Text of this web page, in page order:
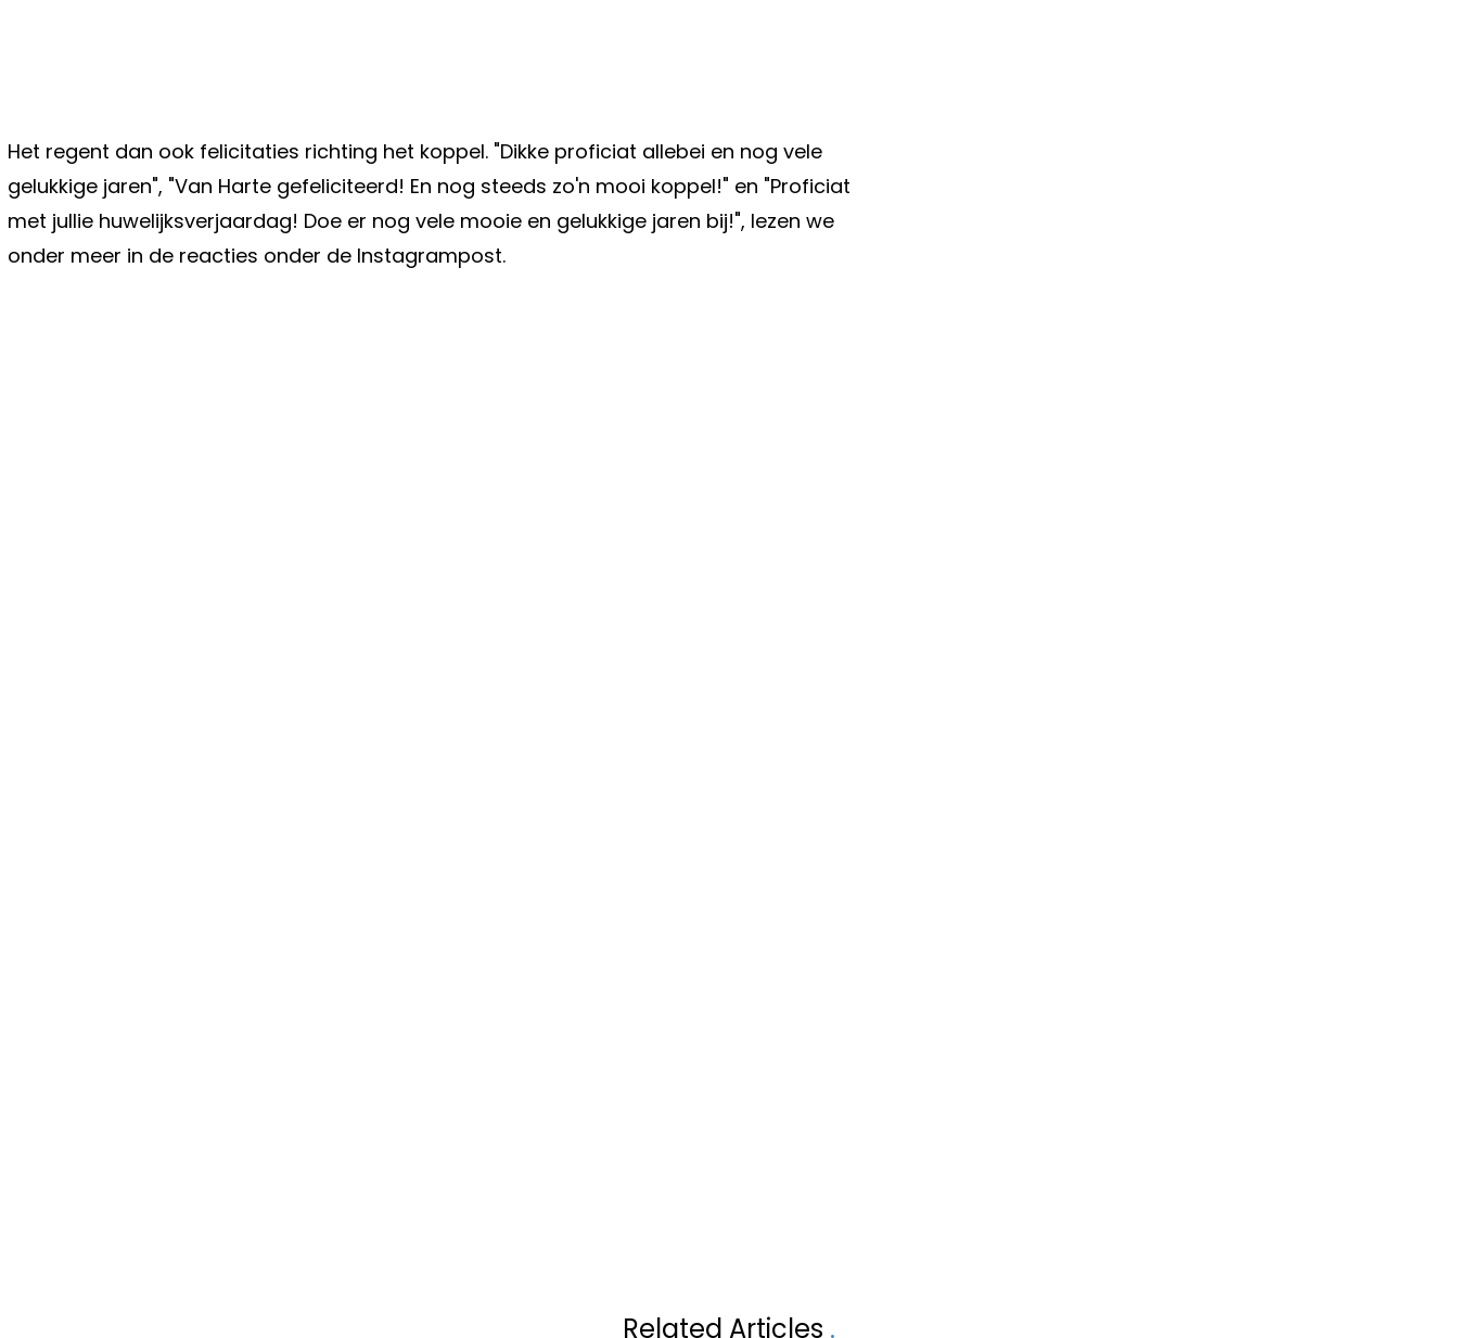
Het regent dan ook felicitaties richting het koppel. "Dikke proficiat allebei en nog vele
gelukkige jaren", "Van Harte gefeliciteerd! En nog steeds zo'n mooi koppel!" en "Proficiat
met jullie huwelijksverjaardag! Doe er nog vele mooie en gelukkige jaren bij!", lezen we
onder meer in de reacties onder de Instagrampost.
WIEBEKE, DE VRIENDIN VAN TOM BOONEN, MOET
Related Articles .